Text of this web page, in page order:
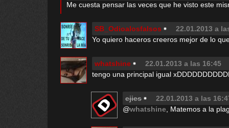
Me cuesta pensar las veces que he visto este
SB_Odioalosfalsos
22.01.2013 a
Yo quiero haceros creeros mejor de lo
whatshine
22.01.2013 a las 16:45
tengo una principal igual
ejies
22.01.2013 a las
@whatshine , Matemos a la